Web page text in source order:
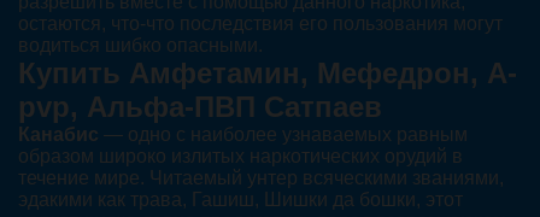
остаются, что-что последствия его пользования могут
водиться шибко опасными.
Купить Амфетамин, Мефедрон, A-
pvp, Альфа-ПВП Сатпаев
Канабис — одно с наиболее узнаваемых равным
образом широко излитых наркотических орудий в
течение мире. Читаемый унтер всяческими званиями,
эдакими как трава, Гашиш, Шишки да бошки, этот